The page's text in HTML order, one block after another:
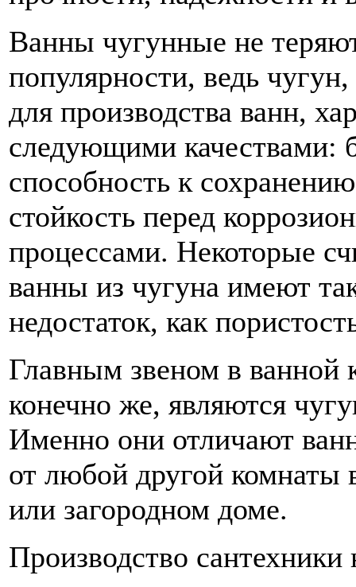
Ванны чугунные не
популярности, ведь
для производства ванн,
следующими качествами:
способность к
стойкость перед
процессами. Некоторые
ванны из чугуна имеют
недостаток, как
Главным звеном в ванной
конечно же, являются
Именно они отличают
от любой другой комнаты
или загородном доме.
Производство сантехники